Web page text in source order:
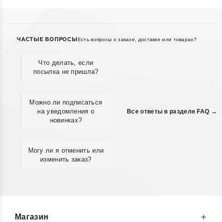
ЧАСТЫЕ ВОПРОСЫЕсть вопросы о заказе, доставке или товарах?
Что делать, если
посылка не пришла?
Можно ли подписаться
на уведомления о
новинках?
Могу ли я отменить или
изменить заказ?
Все ответы в разделе FAQ →
Магазин